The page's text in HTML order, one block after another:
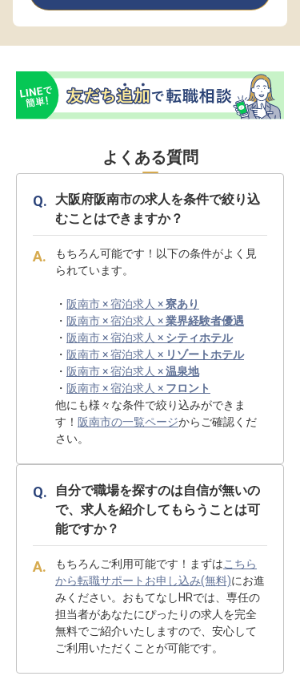
よくある質問
大阪府阪南市の求人を条件で絞り込
むことはできますか？
もちろん可能です！以下の条件がよく見
られています。
・ 阪南市 × 宿泊求人 ×寮あり
・ 阪南市 × 宿泊求人 ×業界経験者優遇
・ 阪南市 × 宿泊求人 × シティホテル
・ 阪南市 × 宿泊求人 × リゾートホテル
・ 阪南市 × 宿泊求人 ×温泉地
・ 阪南市 × 宿泊求人 × フロント
他にも様々な条件で絞り込みができま
す！ 阪南市の一覧ページからご確認くだ
さい。
自分で職場を探すのは自信が無いの
で、求人を紹介してもらうことは可
能ですか？
もちろんご利用可能です！まずはこちら
から転職サポートお申し込み(無料)にお進
みください。おもてなしHRでは、専任の
担当者があなたにぴったりの求人を完全
無料でご紹介いたしますので、安心して
ご利用いただくことが可能です。